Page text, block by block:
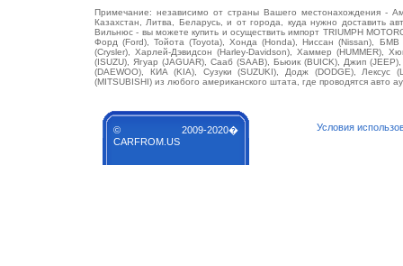
Примечание: независимо от страны Вашего местонахождения -
Казахстан, Литва, Беларусь, и от города, куда нужно доставить
Вильнюс - вы можете купить и осуществить импорт TRIUMPH
Форд (Ford), Тойота (Toyota), Хонда (Honda), Ниссан (Nissan),
(Crysler), Харлей-Дэвидсон (Harley-Davidson), Хаммер (HUMMER),
(ISUZU), Ягуар (JAGUAR), Сааб (SAAB), Бьюик (BUICK), Джип
(DAEWOO), КИА (KIA), Сузуки (SUZUKI), Додж (DODGE), Лексус
(MITSUBISHI) из любого американского штата, где проводятся авто
© 2009-2020�
CARFROM.US
Условия